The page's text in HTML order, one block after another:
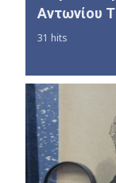
Αντωνίου
31 hits